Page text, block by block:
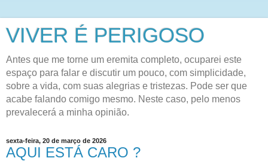
VIVER É PERIGOSO
Antes que me torne um eremita completo, ocuparei este
espaço para falar e discutir um pouco, com simplicidade,
sobre a vida, com suas alegrias e tristezas. Pode ser que
acabe falando comigo mesmo. Neste caso, pelo menos
prevalecerá a minha opinião.
sexta-feira, 20 de março de 2026
AQUI ESTÁ CARO ?